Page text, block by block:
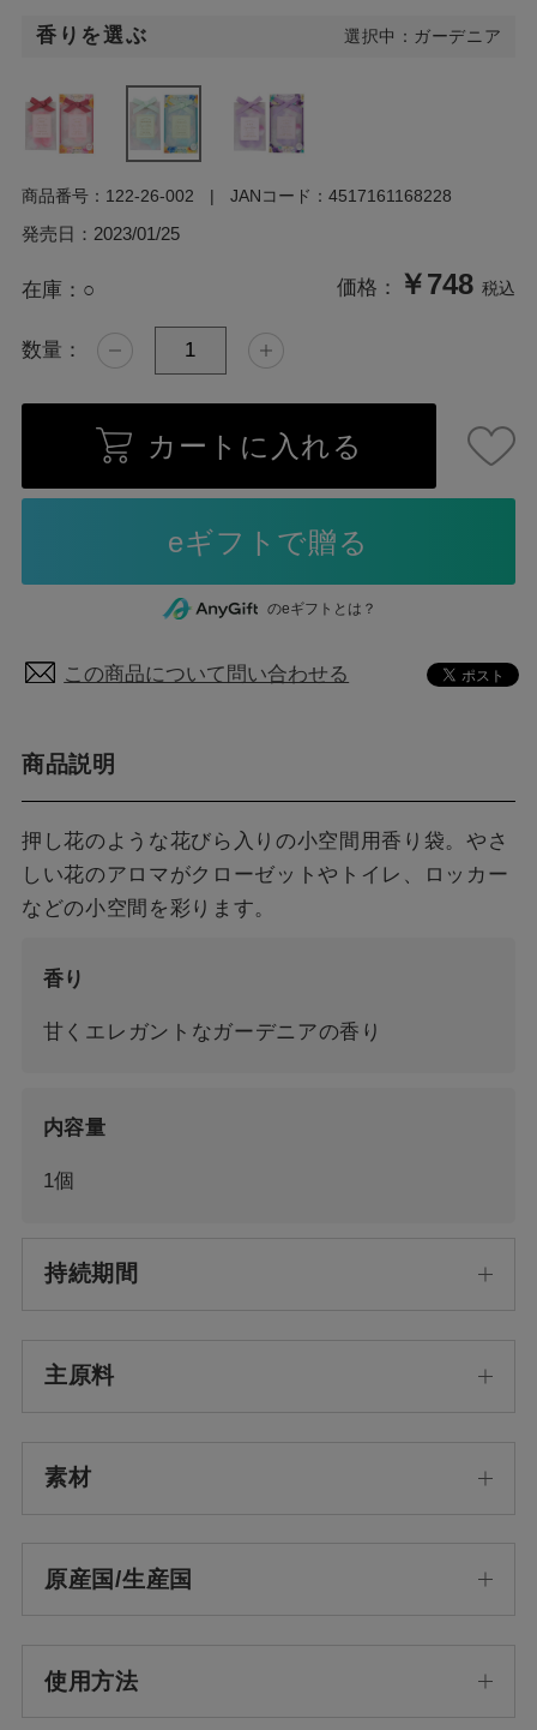
香りを選ぶ 選択中：ガーデニア
発売日： 2023/01/25
商品番号： 122-26-002 JANコード： 4517161168228
在庫： ○ 価格： ￥748 税込
数量：
カートに入れる
のeギフトとは？
この商品について問い合わせる
商品説明
押し花のような花びら入りの小空間用香り袋。やさ
しい花のアロマがクローゼットやトイレ、ロッカー
などの小空間を彩ります。
香り
甘くエレガントなガーデニアの香り
内容量
1個
持続期間
主原料
素材
原産国/生産国
使用方法